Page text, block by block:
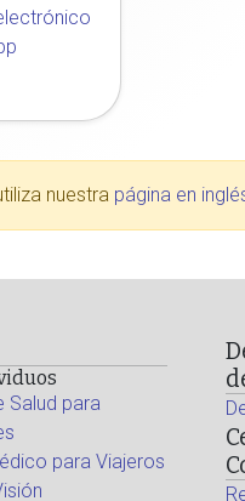
nuestra página en
Salud para
para Viajeros